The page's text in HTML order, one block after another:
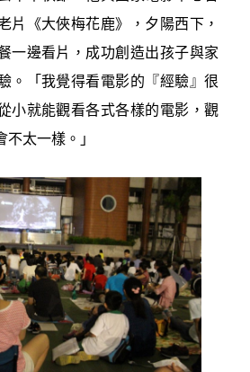
片《大俠梅花鹿》，夕陽西下，
一邊看片，成功創造出孩子與家
。「我覺得看電影的『經驗』很
小就能觀看各式各樣的電影，觀
太一樣。」